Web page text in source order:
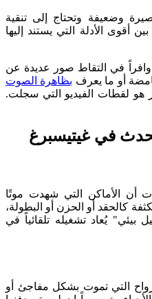
وضعيفة وتحتاج إلى تنقية
أقوى الأدلة التي يستند إليها
في التقاط صور عديدة عن
أو ما يعرف بظاهرة الصوت
هو لقطات الفيديو التي سجلت.
في غيتيسبرغ
أن الأماكن التي شهدت موتًا
كالحقد أو الحزن أو البطولة،
يُعاد تشغيله تلقائياً في
التي تموت بشكل مفاجئ أو